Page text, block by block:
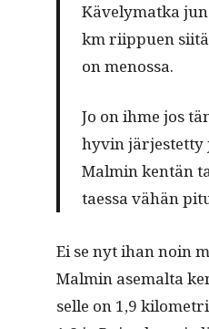
Käve­ly­mat­ka
km riip­puen
on menossa.
Jo on ihme jos
hyvin jär­jestet­ty
Malmin ken­tän
taes­sa vähän
Ei se nyt ihan noin
Malmin ase­mal­ta
selle on 1,9